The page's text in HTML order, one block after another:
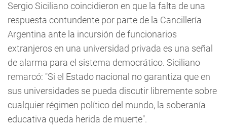
Sergio Siciliano coincidieron en que la falta de una
respuesta contundente por parte de la Cancillería
Argentina ante la incursión de funcionarios
extranjeros en una universidad privada es una señal
de alarma para el sistema democrático. Siciliano
remarcó: "Si el Estado nacional no garantiza que en
sus universidades se pueda discutir libremente sobre
cualquier régimen político del mundo, la soberanía
educativa queda herida de muerte".